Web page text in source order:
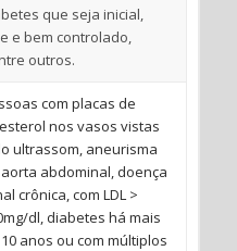
que seja inicial,
e bem controlado,
outros.
com placas de
nos vasos vistas
ultrassom, aneurisma
abdominal, doença
crônica, com LDL >
dl, diabetes há mais
anos ou com múltiplos